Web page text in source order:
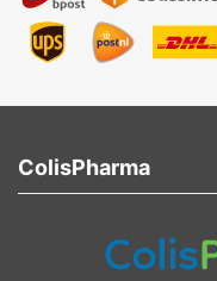
ColisPharma